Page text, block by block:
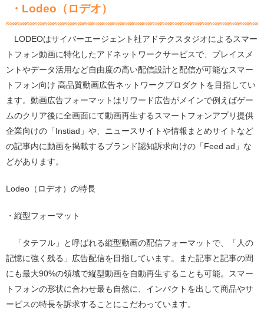
・ Lodeo （ロデオ）
LODEOはサイバーエージェント社アドテクスタジオによるスマー
トフォン動画に特化したアドネットワークサービスで、 プレイスメ
ントやデータ活用など自由度の高い配信設計と配信が可能なスマー
トフォン向け 高品質動画広告ネットワークプロダクトを目指してい
ます。 動画広告フォーマットは リワード広告がメインで例えばゲー
ムのクリア後に全画面にて動画再生するスマートフォンアプリ提供
企業向けの「Instiad」 や、ニュースサイトや情報まとめサイトなど
の記事内に動画を掲載するブランド認知訴求向けの「Feed ad」 な
どがあります。
Lodeo （ロデオ）の特長
・縦型フォーマット
「タテフル」と呼ばれる縦型動画の配信フォーマットで、「人の
記憶に強く残る」広告配信を目指しています。また記事と記事の間
にも最大90%の領域で縦型動画を自動再生することも可能。スマー
トフォンの形状に合わせ最も自然に、インパクトを出して商品やサ
ービスの特長を訴求することにこだわっています。